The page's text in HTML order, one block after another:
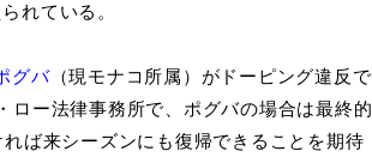
れている。
グバ（現モナコ所属）がドーピング違反で
ロー法律事務所で、ポグバの場合は最終的
ば来シーズンにも復帰できることを期待